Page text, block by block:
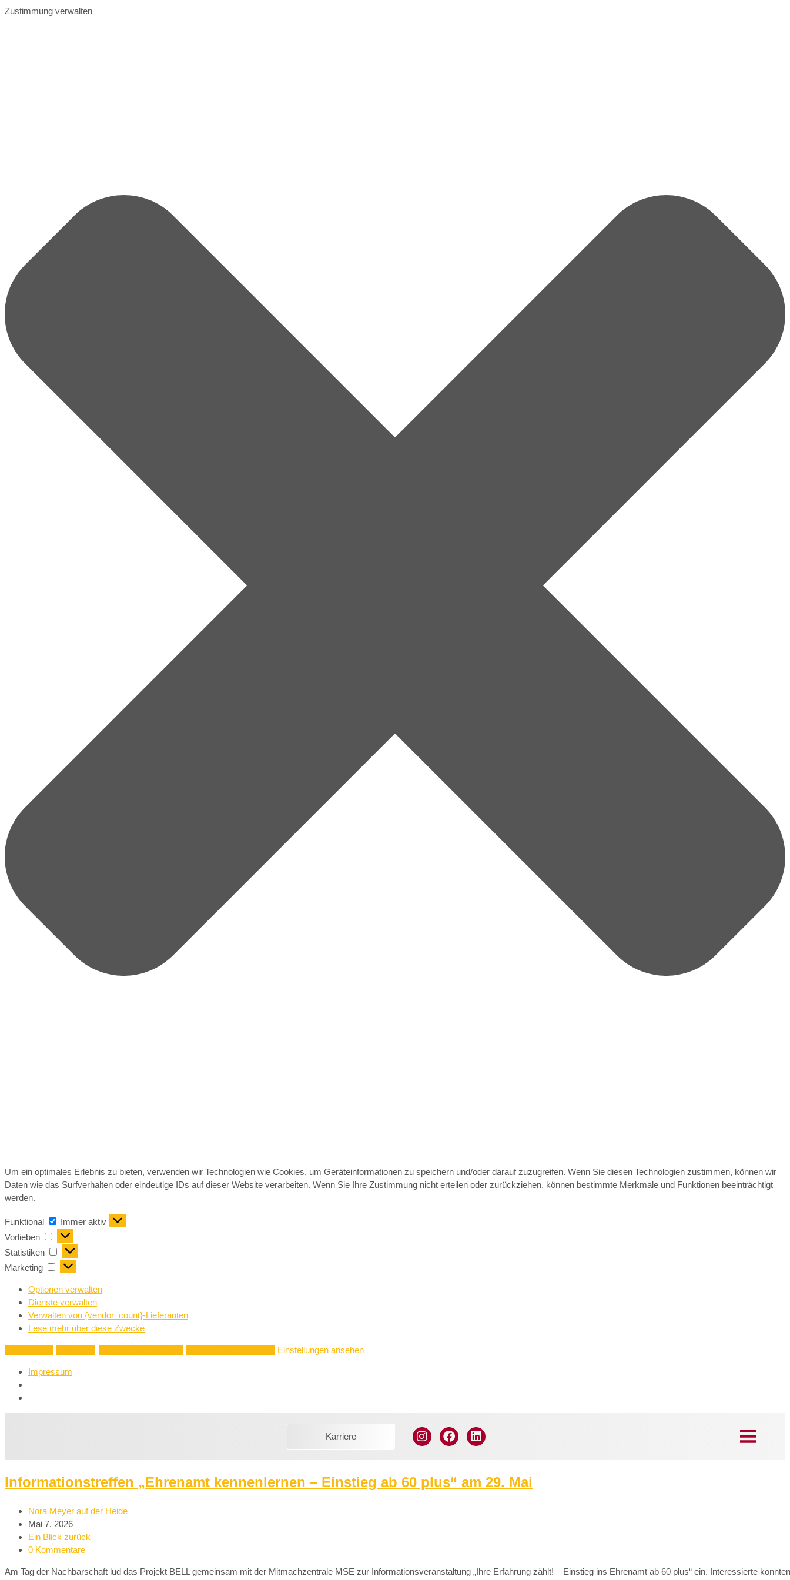
Zustimmung verwalten
Um ein optimales Erlebnis zu bieten, verwenden wir Technologien wie Cookies, um Geräteinformationen zu speichern und/oder darauf zuzugreifen. Wenn Sie diesen Technologien zustimmen, können wir
Daten wie das Surfverhalten oder eindeutige IDs auf dieser Website verarbeiten. Wenn Sie Ihre Zustimmung nicht erteilen oder zurückziehen, können bestimmte Merkmale und Funktionen beeinträchtigt
werden.
Funktional
Immer aktiv
Vorlieben
Statistiken
Marketing
Optionen verwalten
Dienste verwalten
Verwalten von {vendor_count}-Lieferanten
Lese mehr über diese Zwecke
Einstellungen ansehen
Impressum
Karriere
Informationstreffen „Ehrenamt kennenlernen – Einstieg ab 60 plus“ am 29. Mai
Nora Meyer auf der Heide
Mai 7, 2026
Ein Blick zurück
0 Kommentare
Am Tag der Nachbarschaft lud das Projekt BELL gemeinsam mit der Mitmachzentrale MSE zur Informationsveranstaltung „Ihre Erfahrung zählt! – Einstieg ins Ehrenamt ab 60 plus“ ein. Interessierte